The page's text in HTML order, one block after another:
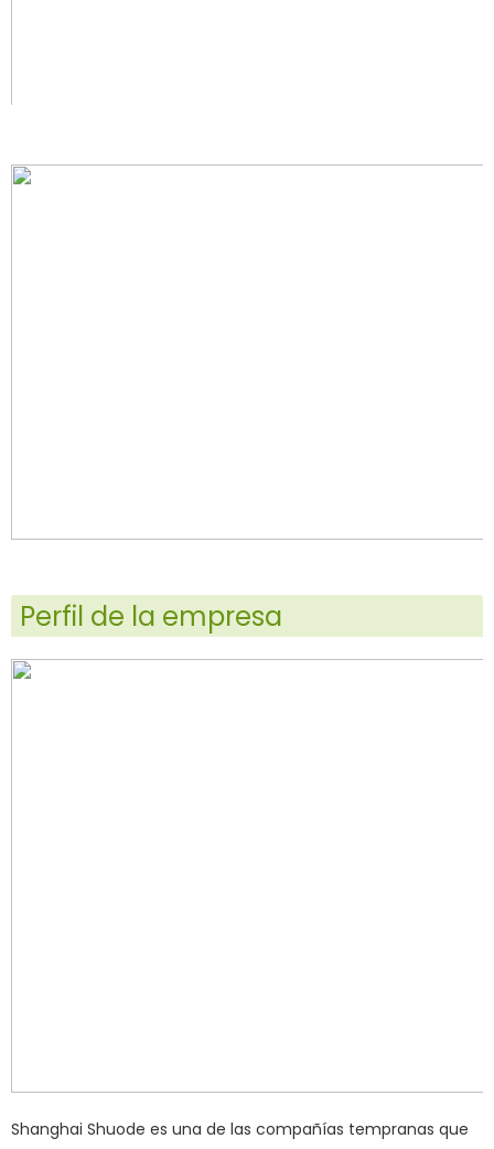
Perfil de la empresa
Shanghai Shuode es una de las compañías tempranas que